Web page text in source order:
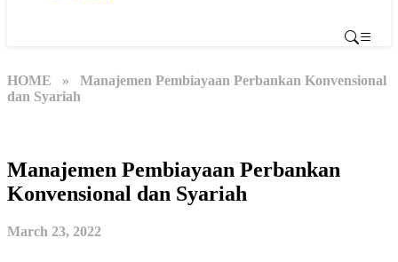
HOME » Manajemen Pembiayaan Perbankan Konvensional
dan Syariah
Manajemen Pembiayaan Perbankan
Konvensional dan Syariah
March 23, 2022